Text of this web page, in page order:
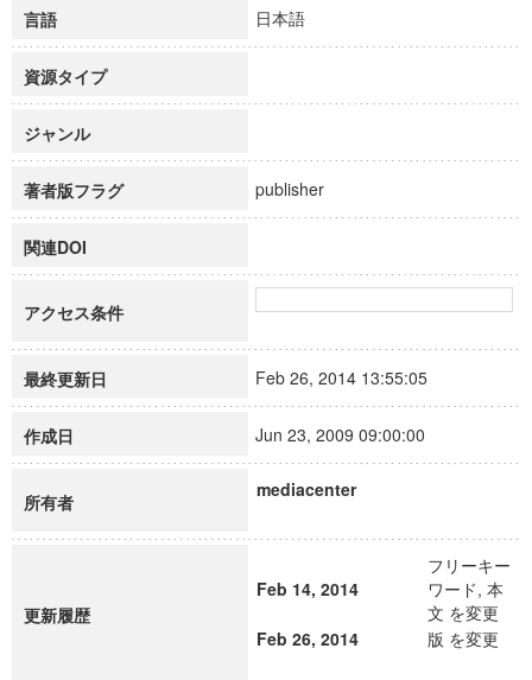
言語 日本語
資源タイプ
ジャンル
著者版フラグ publisher
関連DOI
アクセス条件
最終更新日 Feb 26, 2014 13:55:05
作成日 Jun 23, 2009 09:00:00
所有者
mediacenter
更新履歴
Feb 14, 2014
フリーキー
ワード, 本
文 を変更
Feb 26, 2014
版 を変更